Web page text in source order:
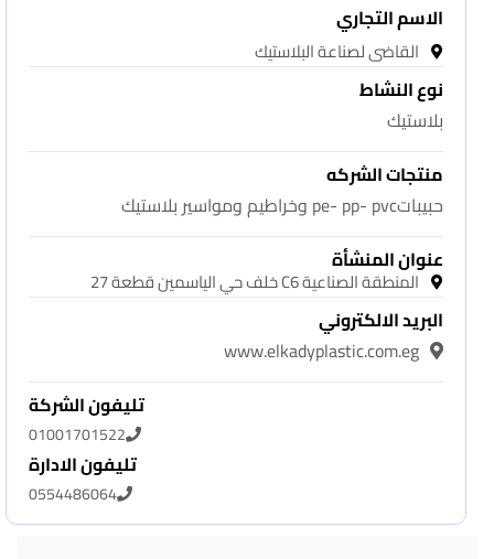
الاسم التجاري
القاضى لصناعة البلاستيك
نوع النشاط
بلاستيك
منتجات الشركه
حبيباتpe- pp- pvc وخراطيم ومواسير بلاستيك
عنوان المنشأة
المنطقة الصناعية C6 خلف حي الياسمين قطعة 27
البريد الالكتروني
www.elkadyplastic.com.eg
تليفون الشركة
01001701522
تليفون الادارة
0554486064